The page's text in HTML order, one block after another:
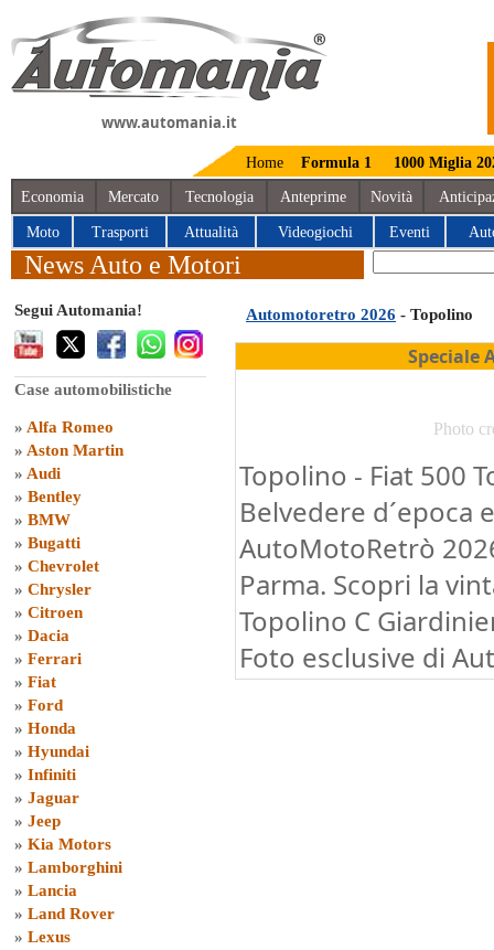
www.automania.it
Home Formula 1 1000 Miglia
Economia Mercato Tecnologia Anteprime Novità
Moto Trasporti Attualità Videogiochi Eventi
News Auto e Motori
Segui Automania!
Case automobilistiche
» Alfa Romeo
» Aston Martin
» Audi
» Bentley
» BMW
» Bugatti
» Chevrolet
» Chrysler
» Citroen
» Dacia
» Ferrari
» Fiat
» Ford
» Honda
» Hyundai
» Infiniti
» Jaguar
» Jeep
» Kia Motors
» Lamborghini
» Lancia
» Land Rover
» Lexus
Automotoretro 2026 - Topolino
Speciale
Photo
Topolino - Fiat 500
Belvedere d´epoca
AutoMotoRetrò
Parma. Scopri la
Topolino C
Foto esclusive di